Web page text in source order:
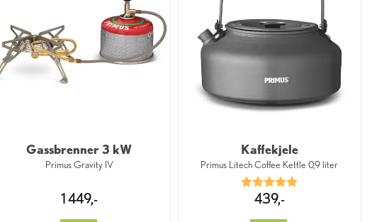
Gassbrenner 3 kW
Primus Gravity IV
1 449,-
Kaffekjele
Primus Litech Coffee Kettle 0,9 liter
Karakter:
439,-